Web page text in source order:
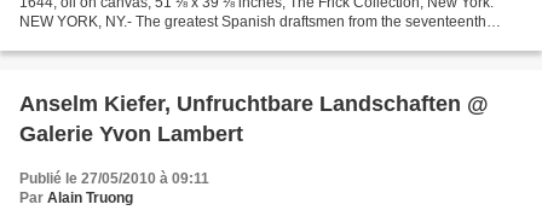
NEW YORK, NY.- The greatest Spanish draftsmen from the seventeenth
Anselm Kiefer, Unfruchtbare Landschaften @
Galerie Yvon Lambert
Publié le 27/05/2010 à 09:11
Par Alain Truong